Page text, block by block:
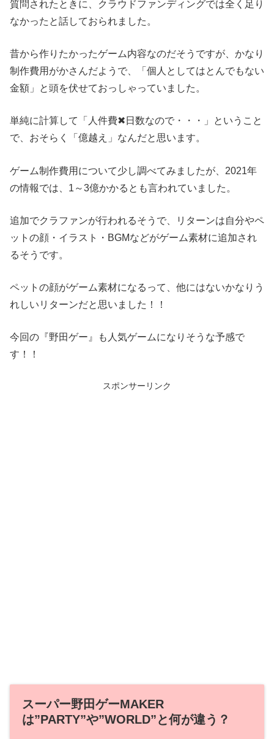
質問されたときに、クラウドファンディングでは全く足り
なかったと話しておられました。
昔から作りたかったゲーム内容なのだそうですが、かなり
制作費用がかさんだようで、「個人としてはとんでもない
金額」と頭を伏せておっしゃっていました。
単純に計算して「人件費✖日数なので・・・」ということ
で、 おそらく「億越え」なんだと思います。
ゲーム制作費用について少し調べてみましたが、2021年
の情報では、1～3億かかるとも言われていました。
追加でクラファンが行われるそうで、リターンは自分やペ
ットの顔・イラスト・BGMなどがゲーム素材に追加され
るそうです。
ペットの顔がゲーム素材になるって、他にはないかなりう
れしいリターンだと思いました！！
今回の『野田ゲー』も人気ゲームになりそうな予感で
す！！
スポンサーリンク
スーパー野田ゲーMAKER
は”PARTY”や”WORLD”と何が違う？